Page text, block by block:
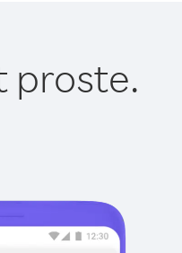
proste.